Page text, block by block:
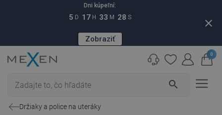
Dni kúpeľní:
5 D 17 H 33 M 28 S
Zobraziť
close
search
0
Držiaky a police na uteráky